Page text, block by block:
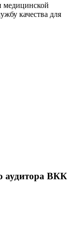
‎медицинской
качества для
аудитора ВКК